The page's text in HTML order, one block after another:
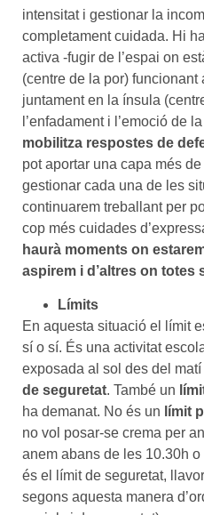
intensitat i gestionar la
completament cuidada. Hi
activa -fugir de l’espai on
(centre de la por) funcionant
juntament en la ínsula
l’enfadament i l’emoció de
mobilitza respostes de
pot aportar una capa més
gestionar cada una de les
continuarem treballant per
cop més cuidades
haurà moments on
aspirem i d’altres on totes
Límits
En aquesta situació el límit
sí o sí. És una activitat
exposada al sol des del
de seguretat. També un
ha demanat. No és un límit
no vol posar-se crema per
anem abans de les 10.30h
és el límit de seguretat,
segons aquesta manera